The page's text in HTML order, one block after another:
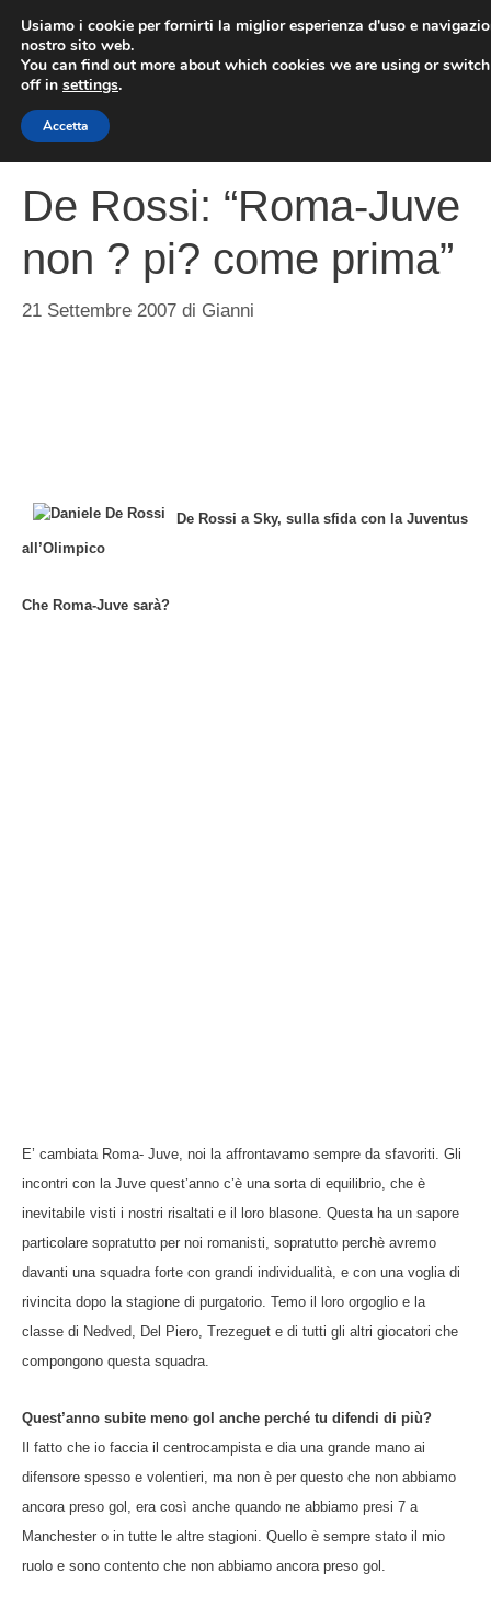
contenuto
De Rossi: “Roma-Juve
non ? pi? come prima”
21 Settembre 2007 di Gianni
De Rossi a Sky, sulla sfida con la Juventus
all’Olimpico
Che Roma-Juve sarà?
E’ cambiata Roma- Juve, noi la affrontavamo sempre da sfavoriti. Gli
incontri con la Juve quest’anno c’è una sorta di equilibrio, che è
inevitabile visti i nostri risaltati e il loro blasone. Questa ha un sapore
particolare sopratutto per noi romanisti, sopratutto perchè avremo
davanti una squadra forte con grandi individualità, e con una voglia di
rivincita dopo la stagione di purgatorio. Temo il loro orgoglio e la
classe di Nedved, Del Piero, Trezeguet e di tutti gli altri giocatori che
compongono questa squadra.
Quest’anno subite meno gol anche perché tu difendi di più?
Il fatto che io faccia il centrocampista e dia una grande mano ai
difensore spesso e volentieri, ma non è per questo che non abbiamo
ancora preso gol, era così anche quando ne abbiamo presi 7 a
Manchester o in tutte le altre stagioni. Quello è sempre stato il mio
ruolo e sono contento che non abbiamo ancora preso gol.
Usiamo i cookie per fornirti la miglior esperienza d'uso e
nostro sito web.
You can find out more about which cookies we are using or
off in settings.
Accetta